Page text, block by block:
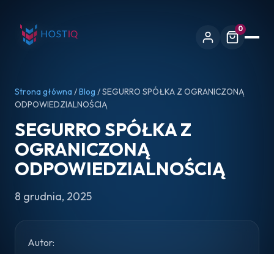
0
Strona główna /Blog / SEGURRO SPÓŁKA Z OGRANICZONĄ
ODPOWIEDZIALNOŚCIĄ
SEGURRO SPÓŁKA Z
OGRANICZONĄ
ODPOWIEDZIALNOŚCIĄ
8 grudnia, 2025
Autor: